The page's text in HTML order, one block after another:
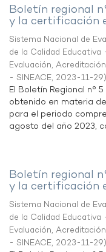
Boletín regional
y la certificación
Sistema Nacional de
de la Calidad Educativa
Evaluación,
- SINEACE, 2023-11-29)
El Boletín Regional n°
obtenido en materia
para el periodo
agosto del año 2023,
Boletín regional
y la certificación
Sistema Nacional de
de la Calidad Educativa
Evaluación,
- SINEACE, 2023-11-29)